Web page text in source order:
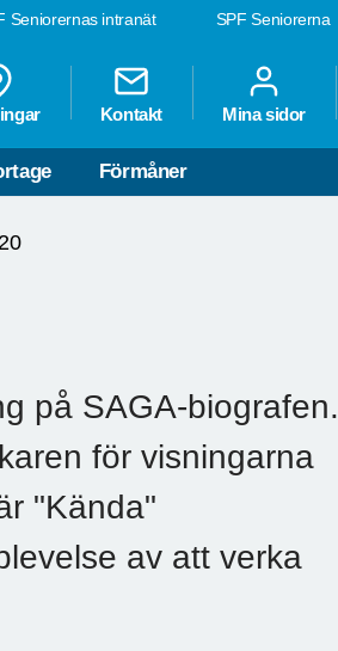
SPF Seniorerna
Seniorernas intranät
Kontakt Mina sidor
Förmåner
på SAGA-biografen.
för visningarna
"Kända"
av att verka